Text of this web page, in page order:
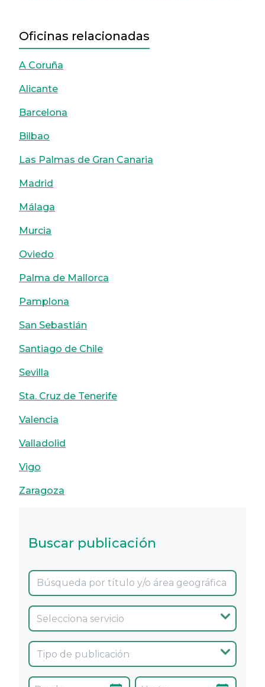
Oficinas relacionadas
A Coruña
Alicante
Barcelona
Bilbao
Las Palmas de Gran Canaria
Madrid
Málaga
Murcia
Oviedo
Palma de Mallorca
Pamplona
San Sebastián
Santiago de Chile
Sevilla
Sta. Cruz de Tenerife
Valencia
Valladolid
Vigo
Zaragoza
Buscar publicación